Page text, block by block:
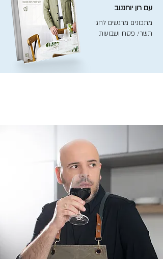
עם רון יוחננוב
מתכונים מרגשים לחגי
תשרי, פסח ושבועות